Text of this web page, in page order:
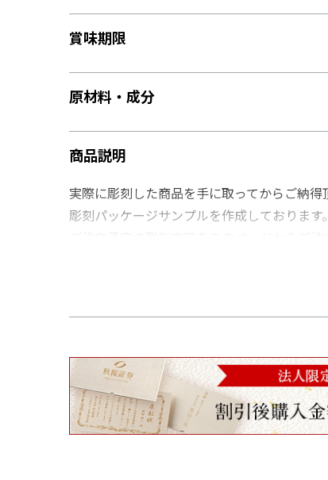
賞味期限
原材料・成分
商品説明
実際に彫刻した商品を手に取ってからご納
彫刻パッケージサンプルを作成しております。
彫刻で出来上がる商品の完成形やパッケー